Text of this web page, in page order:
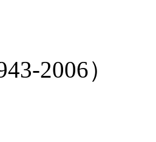
2006）